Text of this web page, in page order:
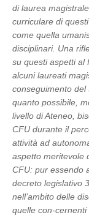
di laurea
curriculare di
come quella
disciplinari. Una
su questi aspetti al
alcuni laureati
conseguimento
quanto possibile,
livello di Ateneo,
CFU durante il
attività ad
aspetto meritevole
CFU: pur essendo
decreto legislativo
nell’ambito delle
quelle con-